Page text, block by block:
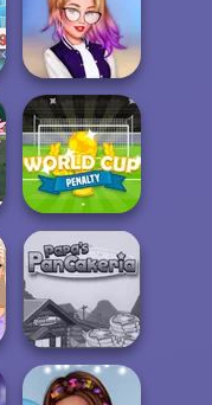
Villains Vs
Princesses
School...
TikTok Divas Cute
School Pleat...
World Cup
Penalty